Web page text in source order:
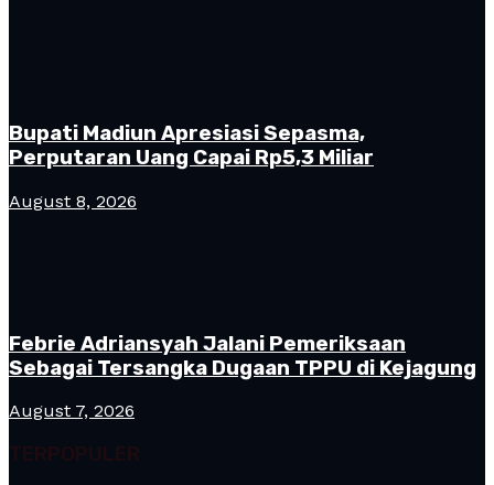
Bupati Madiun Apresiasi Sepasma,
Perputaran Uang Capai Rp5,3 Miliar
August 8, 2026
Febrie Adriansyah Jalani Pemeriksaan
Sebagai Tersangka Dugaan TPPU di Kejagung
August 7, 2026
TERPOPULER